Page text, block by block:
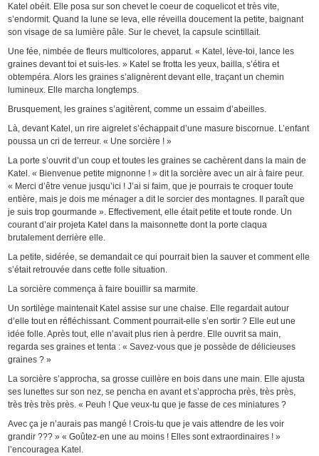
Katel obéit. Elle posa sur son chevet le coeur de coquelicot et très vite,
s’endormit. Quand la lune se leva, elle réveilla doucement la petite, baignant
son visage de sa lumière pâle. Sur le chevet, la capsule scintillait.
Une fée, nimbée de fleurs multicolores, apparut. « Katel, lève-toi, lance les
graines devant toi et suis-les. » Katel se frotta les yeux, bailla, s’étira et
obtempéra. Alors les graines s’alignèrent devant elle, traçant un chemin
lumineux. Elle marcha longtemps.
Brusquement, les graines s’agitèrent, comme un essaim d’abeilles.
Là, devant Katel, un rire aigrelet s’échappait d’une masure biscornue. L’enfant
poussa un cri de terreur. « Une sorcière ! »
La porte s’ouvrit d’un coup et toutes les graines se cachèrent dans la main de
Katel. « Bienvenue petite mignonne ! » dit la sorcière avec un air à faire peur.
« Merci d’être venue jusqu’ici ! J’ai si faim, que je pourrais te croquer toute
entière, mais je dois me ménager a dit le sorcier des montagnes. Il paraît que
je suis trop gourmande ». Effectivement, elle était petite et toute ronde. Un
courant d’air projeta Katel dans la maisonnette dont la porte claqua
brutalement derrière elle.
La petite, sidérée, se demandait ce qui pourrait bien la sauver et comment elle
s’était retrouvée dans cette folle situation.
La sorcière commença à faire bouillir sa marmite.
Un sortilège maintenait Katel assise sur une chaise. Elle regardait autour
d’elle tout en réfléchissant. Comment pourrait-elle s’en sortir ? Elle eut une
idée folle. Après tout, elle n’avait plus rien à perdre. Elle ouvrit sa main,
regarda ses graines et tenta : « Savez-vous que je possède de délicieuses
graines ? »
La sorcière s’approcha, sa grosse cuillère en bois dans une main. Elle ajusta
ses lunettes sur son nez, se pencha en avant et s’approcha près, très près,
très très très près. « Peuh ! Que veux-tu que je fasse de ces miniatures ?
Avec ça je n’aurais pas mangé ! Crois-tu que je vais attendre de les voir
grandir ??? » « Goûtez-en une au moins ! Elles sont extraordinaires ! »
l’encouragea Katel.